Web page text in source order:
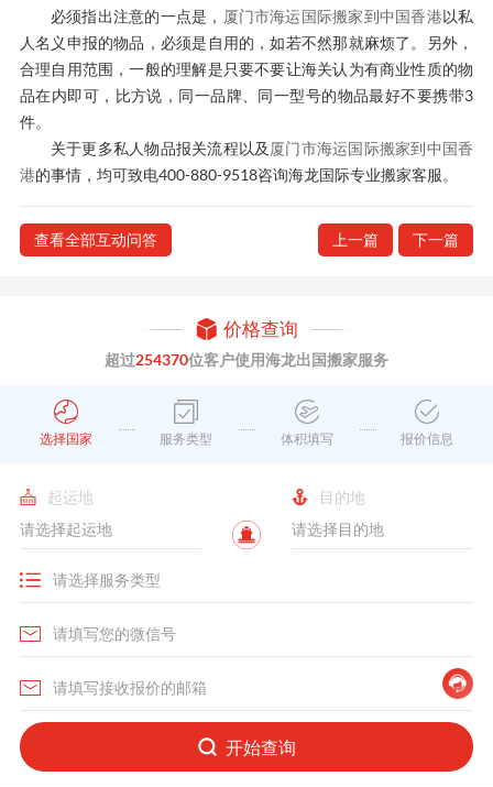
必须指出注意的一点是， 厦门市海运国际搬家到中国香港以私
人名义申报的物品，必须是自用的，如若不然那就麻烦了。另外，
合理自用范围，一般的理解是只要不要让海关认为有商业性质的物
品在内即可，比方说，同一品牌、同一型号的物品最好不要携带3
件。
关于更多私人物品报关流程以及 厦门市海运国际搬家到中国香
港的事情，均可致电400-880-9518咨询海龙国际专业搬家客服。
查看全部互动问答 上一篇 下一篇
价格查询
超过254370位客户使用海龙出国搬家服务
选择国家 服务类型 体积填写 报价信息
起运地 目的地
开始查询